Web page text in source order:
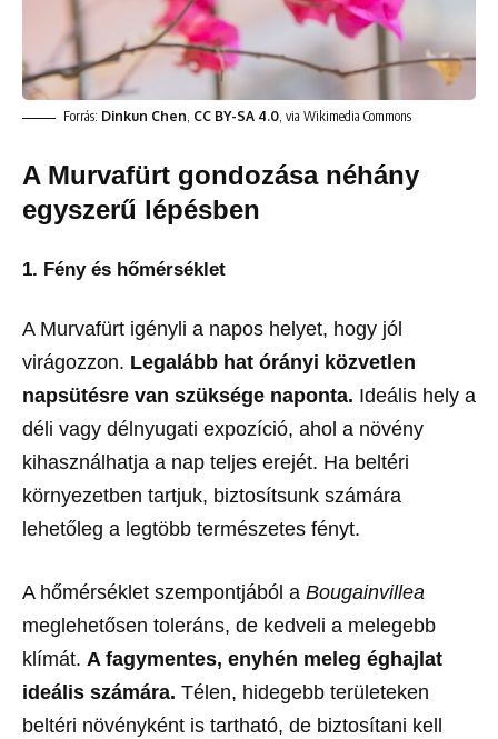
Forrás: Dinkun Chen, CC BY-SA 4.0, via Wikimedia Commons
A Murvafürt gondozása néhány
egyszerű lépésben
1. Fény és hőmérséklet
A Murvafürt igényli a napos helyet, hogy jól
virágozzon. Legalább hat órányi közvetlen
napsütésre van szüksége naponta. Ideális hely a
déli vagy délnyugati expozíció, ahol a növény
kihasználhatja a nap teljes erejét. Ha beltéri
környezetben tartjuk, biztosítsunk számára
lehetőleg a legtöbb természetes fényt.
A hőmérséklet szempontjából a Bougainvillea
meglehetősen toleráns, de kedveli a melegebb
klímát. A fagymentes, enyhén meleg éghajlat
ideális számára. Télen, hidegebb területeken
beltéri növényként is tartható, de biztosítani kell